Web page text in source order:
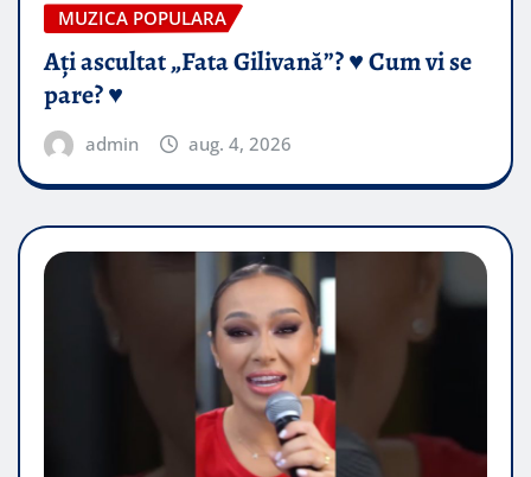
MUZICA POPULARA
Ați ascultat „Fata Gilivană”? ♥️ Cum vi se
pare? ♥️
admin aug. 4, 2026